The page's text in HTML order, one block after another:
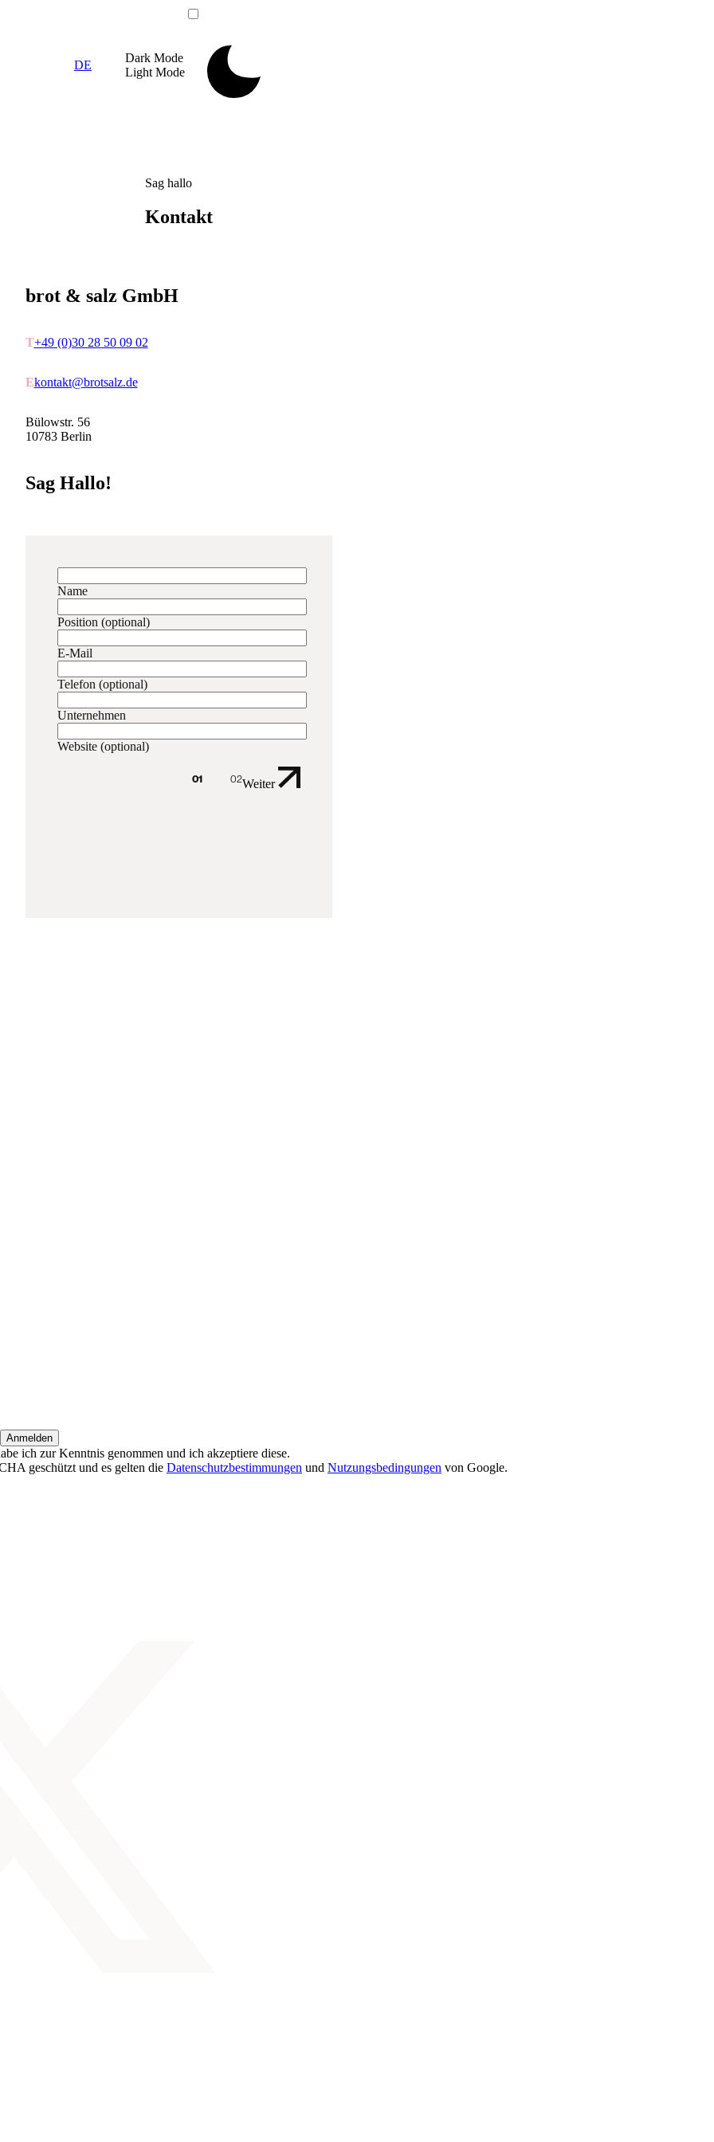
DE
Dark Mode
Light Mode
Sag hallo
Kontakt
brot & salz GmbH
T+49 (0)30 28 50 09 02
Ekontakt@brotsalz.de
Bülowstr. 56
10783 Berlin
Sag Hallo!
Name
Position (optional)
E-Mail
Telefon (optional)
Unternehmen
Website (optional)
01
02Weiter
ich zur Kenntnis genommen und ich akzeptiere diese.
geschützt und es gelten die Datenschutzbestimmungen und Nutzungsbedingungen von Google.